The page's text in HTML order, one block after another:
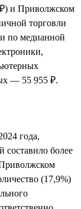
₽) и Приволжском
торговли
по медианной
— 55 955 ₽.
года,
составило более
(17,9%)